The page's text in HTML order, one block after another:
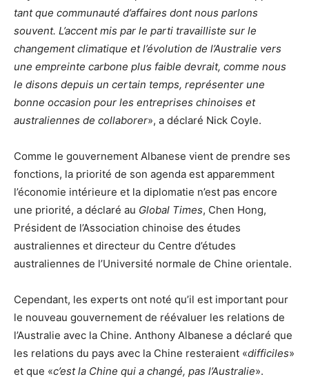
tant que communauté d’affaires dont nous parlons
souvent. L’accent mis par le parti travailliste sur le
changement climatique et l’évolution de l’Australie vers
une empreinte carbone plus faible devrait, comme nous
le disons depuis un certain temps, représenter une
bonne occasion pour les entreprises chinoises et
australiennes de collaborer», a déclaré Nick Coyle.
Comme le gouvernement Albanese vient de prendre ses
fonctions, la priorité de son agenda est apparemment
l’économie intérieure et la diplomatie n’est pas encore
une priorité, a déclaré au Global Times, Chen Hong,
Président de l’Association chinoise des études
australiennes et directeur du Centre d’études
australiennes de l’Université normale de Chine orientale.
Cependant, les experts ont noté qu’il est important pour
le nouveau gouvernement de réévaluer les relations de
l’Australie avec la Chine. Anthony Albanese a déclaré que
les relations du pays avec la Chine resteraient «difficiles»
et que «c’est la Chine qui a changé, pas l’Australie».